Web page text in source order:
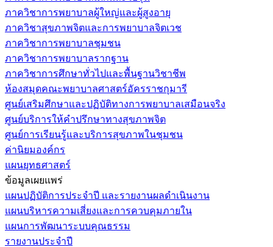
ภาควิชาการพยาบาลผู้ใหญ่และผู้สูงอายุ
ภาควิชาสุขภาพจิตและการพยาบาลจิตเวช
ภาควิชาการพยาบาลชุมชน
ภาควิชาการพยาบาลรากฐาน
ภาควิชาการศึกษาทั่วไปและพื้นฐานวิชาชีพ
ห้องสมุดคณะพยาบาลศาสตร์อัครราชกุมารี
ศูนย์เสริมศึกษาและปฏิบัติทางการพยาบาลเสมือนจริง
ศูนย์บริการให้คำปรึกษาทางสุขภาพจิต
ศูนย์การเรียนรู้และบริการสุขภาพในชุมชน
ค่านิยมองค์กร
แผนยุทธศาสตร์
ข้อมูลเผยแพร่
แผนปฏิบัติการประจำปี และรายงานผลดำเนินงาน
แผนบริหารความเสี่ยงและการควบคุมภายใน
แผนการพัฒนาระบบคุณธรรม
รายงานประจำปี